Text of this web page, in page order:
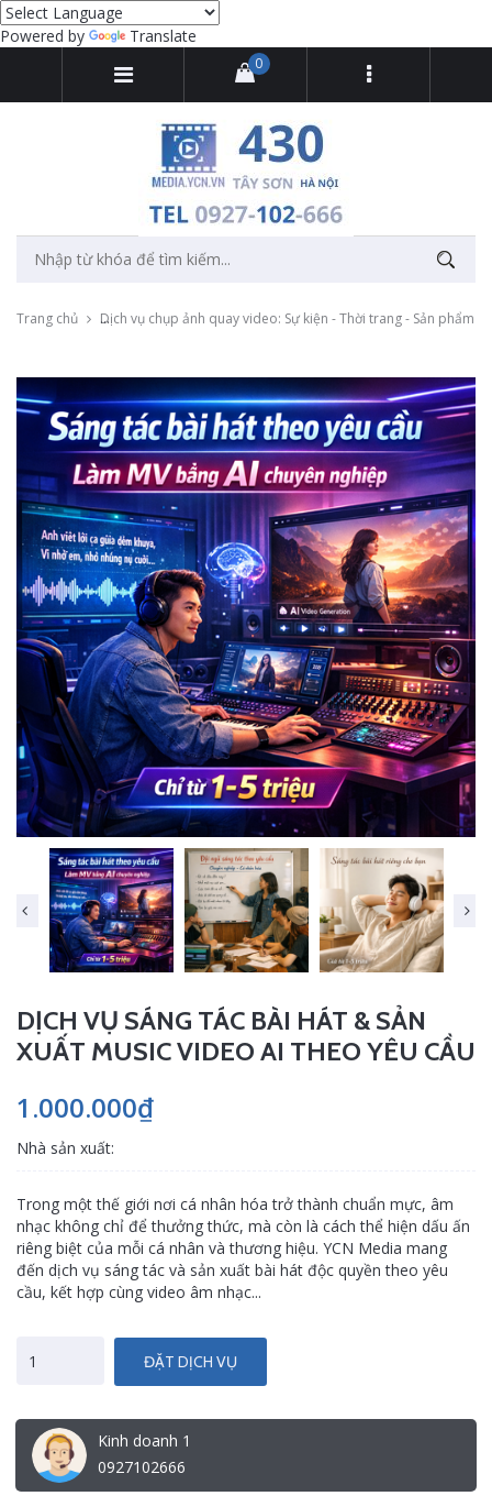
Powered by Translate
0
Trang chủ Dịch vụ chụp ảnh quay video: Sự kiện - Thời trang - Sản phẩm -
DỊCH VỤ SÁNG TÁC BÀI HÁT & SẢN
XUẤT MUSIC VIDEO AI THEO YÊU CẦU
1.000.000₫
Nhà sản xuất:
Trong một thế giới nơi cá nhân hóa trở thành chuẩn mực, âm
nhạc không chỉ để thưởng thức, mà còn là cách thể hiện dấu ấn
riêng biệt của mỗi cá nhân và thương hiệu. YCN Media mang
đến dịch vụ sáng tác và sản xuất bài hát độc quyền theo yêu
cầu, kết hợp cùng video âm nhạc...
ĐẶT DỊCH VỤ
Kinh doanh 1
0927102666